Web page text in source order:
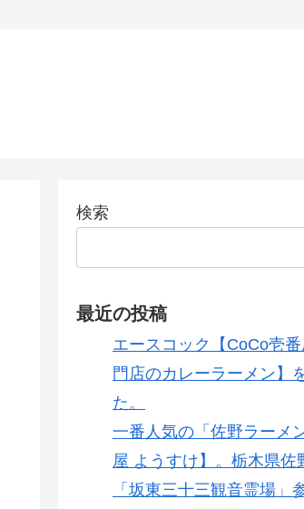
検索
最近の投稿
エースコック【CoCo壱
門店のカレーラーメン】
た。
一番人気の「佐野ラーメ
屋 ようすけ】。栃木県佐
「坂東三十三観音霊場」